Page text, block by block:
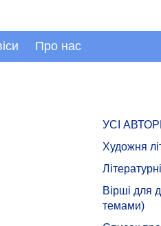
Про нас
УСІ
Художня
Вірші для
темами)